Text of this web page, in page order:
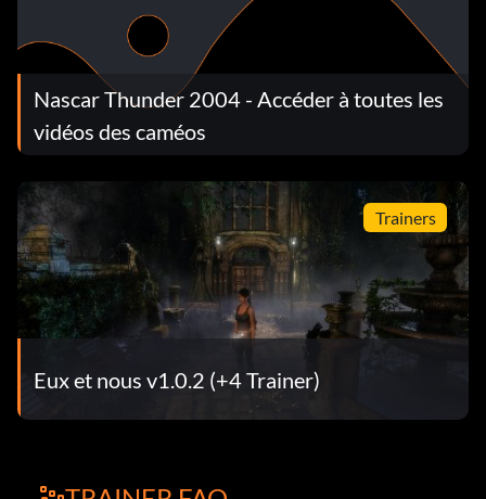
Nascar Thunder 2004 - Accéder à toutes les
vidéos des caméos
Trainers
Eux et nous v1.0.2 (+4 Trainer)